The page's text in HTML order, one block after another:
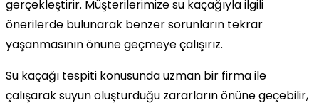
gerçekleştirir. Müşterilerimize su kaçağıyla ilgili
önerilerde bulunarak benzer sorunların tekrar
yaşanmasının önüne geçmeye çalışırız.
Su kaçağı tespiti konusunda uzman bir firma ile
çalışarak suyun oluşturduğu zararların önüne geçebilir,